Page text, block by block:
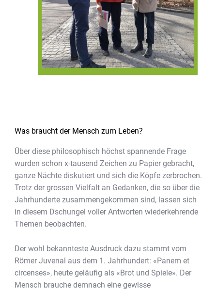
Was braucht der Mensch zum Leben?
Über diese philosophisch höchst spannende Frage
wurden schon x-tausend Zeichen zu Papier gebracht,
ganze Nächte diskutiert und sich die Köpfe zerbrochen.
Trotz der grossen Vielfalt an Gedanken, die so über die
Jahrhunderte zusammengekommen sind, lassen sich
in diesem Dschungel voller Antworten wiederkehrende
Themen beobachten.
Der wohl bekannteste Ausdruck dazu stammt vom
Römer Juvenal aus dem 1. Jahrhundert: «Panem et
circenses», heute geläufig als «Brot und Spiele». Der
Mensch brauche demnach eine gewisse